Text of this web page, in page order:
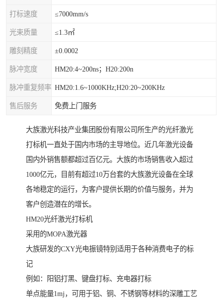
打标速度 ≤7000mm/s
光束质量 ≤1.3㎡
雕刻精度 ±0.0002
脉冲宽度 HM20:4~200ns；H20:200n
脉冲重复频率 HM20:1.6~1000KHz;H20:20~200KHz
售后服务 免费上门服务
大族激光科技产业集团股份有限公司所生产的光纤激光
打标机一直处于国内市场的主导地位。近几年激光设备
国内外销售额都超过百亿元。大族的市场销售收入超过
1000亿元，目前有超过10万台套的大族激光设备在全球
各地稳定的运行，为客户提供长期的价值与服务，并为
客户创造潜在的增长。
HM20光纤激光打标机
采用的MOPA激光器
大族研发的CXY光电振镜特别适用于各种消费电子的标
记
例如：阳铝打黑、键盘打标、充电器打标
单点能量1mj，可用于铝、铜、不锈钢等材料的深雕工艺